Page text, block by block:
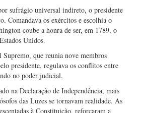
sufrágio universal indireto, o presidente
Comandava os exércitos e escolhia o
coube a honra de ser, em 1789, o
Unidos.
que reunia nove membros
presidente, regulava os conflitos entre
no poder judicial.
na Declaração de Independência, mais
das Luzes se tornavam realidade. As
à Constituição, reforçaram a